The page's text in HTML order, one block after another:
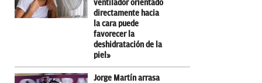
ventilador orientado
directamente hacia
la cara puede
favorecer la
deshidratación de la
piel»
Jorge Martín arrasa